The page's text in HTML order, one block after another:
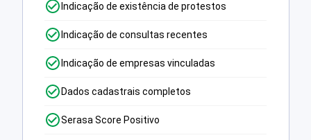
Indicação de existência de protestos
Indicação de consultas recentes
Indicação de empresas vinculadas
Dados cadastrais completos
Serasa Score Positivo